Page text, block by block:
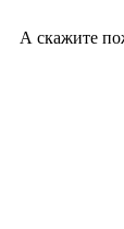
А скажите